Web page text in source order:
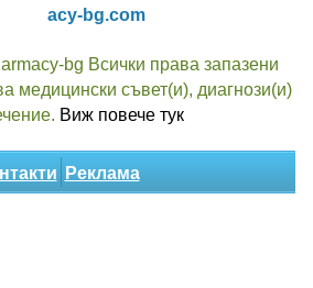
acy-bg.com
bg Всички права запазени
медицински съвет(и), диагнози(и)
Виж повече тук
Реклама